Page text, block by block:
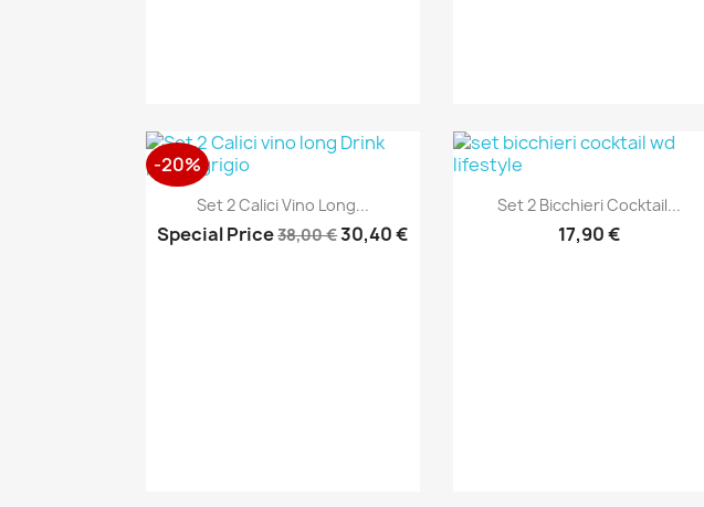
Anteprima
Set 2 Calici Vino Long...
Special Price38,00 €30,40 €
-20%
Anteprima
Set 2 Bicchieri Cocktail...
17,90 €